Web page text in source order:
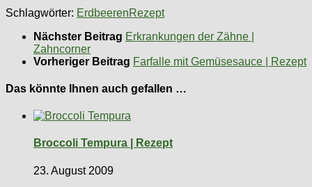
Schlagwörter: ErdbeerenRezept
Nächster Beitrag Erkrankungen der Zähne |
Zahncorner
Vorheriger Beitrag Farfalle mit Gemüsesauce | Rezept
Das könnte Ihnen auch gefallen …
Broccoli Tempura | Rezept
23. August 2009